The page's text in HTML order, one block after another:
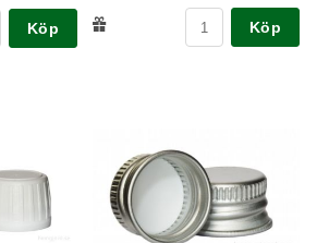
Köp Köp